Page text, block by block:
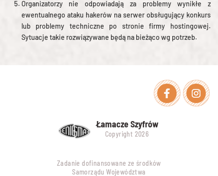
Organizatorzy nie odpowiadają za problemy wynikłe z
ewentualnego ataku hakerów na serwer obsługujący konkurs
lub problemy techniczne po stronie firmy hostingowej.
Sytuacje takie rozwiązywane będą na bieżąco wg potrzeb.
Facebook
Łamacze Szyfrów
Copyright 2026
Zadanie dofinansowane ze środków
Samorządu Województwa